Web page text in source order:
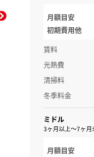
月額目安
初期費用他
賃料
光熱費
清掃料
冬季料金
ミドル
3ヶ月以上～7ヶ月
月額目安